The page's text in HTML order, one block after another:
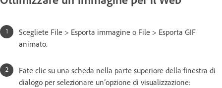
Scegliete File > Esporta immagine o File > Esporta GIF
animato.
Fate clic su una scheda nella parte superiore della finestra di
dialogo per selezionare un’opzione di visualizzazione: